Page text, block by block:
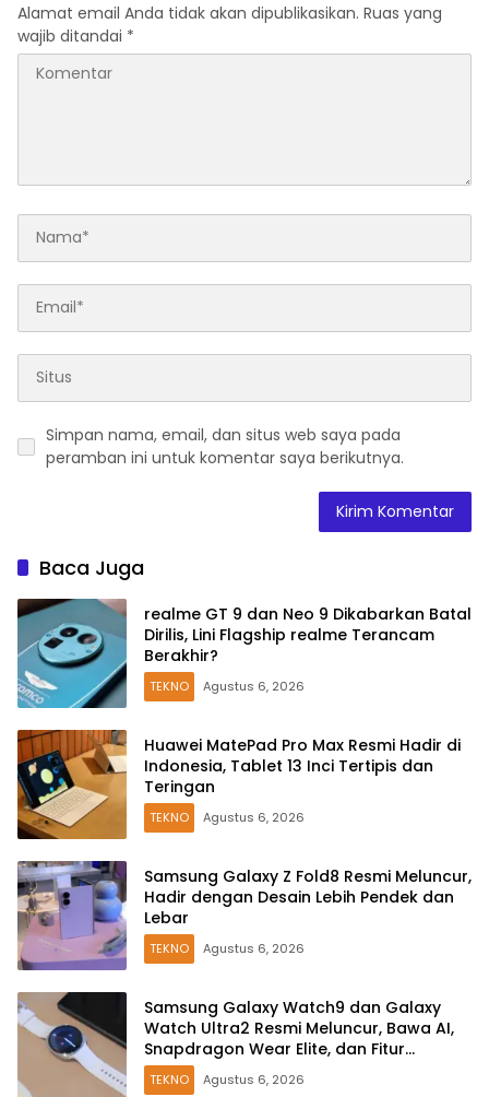
Alamat email Anda tidak akan dipublikasikan. Ruas yang
wajib ditandai *
Simpan nama, email, dan situs web saya pada
peramban ini untuk komentar saya berikutnya.
Baca Juga
realme GT 9 dan Neo 9 Dikabarkan Batal
Dirilis, Lini Flagship realme Terancam
Berakhir?
TEKNO Agustus 6, 2026
Huawei MatePad Pro Max Resmi Hadir di
Indonesia, Tablet 13 Inci Tertipis dan
Teringan
TEKNO Agustus 6, 2026
Samsung Galaxy Z Fold8 Resmi Meluncur,
Hadir dengan Desain Lebih Pendek dan
Lebar
TEKNO Agustus 6, 2026
Samsung Galaxy Watch9 dan Galaxy
Watch Ultra2 Resmi Meluncur, Bawa AI,
Snapdragon Wear Elite, dan Fitur
Kesehatan Baru
TEKNO Agustus 6, 2026